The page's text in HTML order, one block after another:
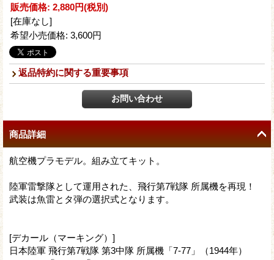
販売価格: 2,880円(税別)
[在庫なし]
希望小売価格: 3,600円
返品特約に関する重要事項
商品詳細
航空機プラモデル。組み立てキット。
陸軍雷撃隊として運用された、飛行第7戦隊 所属機を再現！
武装は魚雷とタ弾の選択式となります。
[デカール（マーキング）]
日本陸軍 飛行第7戦隊 第3中隊 所属機「7-77」（1944年）